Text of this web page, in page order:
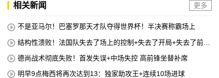
相关新闻 更多
不是亚马尔！巴塞罗那天才队夺得世界杯！半决赛称霸场上
结构性溃败！法国队失去了场上的控制+失去了开局+失去了前锋
德尚战术彻底失败！首发失误+中场失控 高前锋坐替补席
明早9点梅西将再次达到13：独家助攻王+连续10场进球